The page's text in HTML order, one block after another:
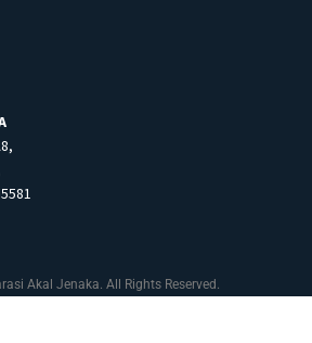
Akal Jenaka. All Rights Reserved.